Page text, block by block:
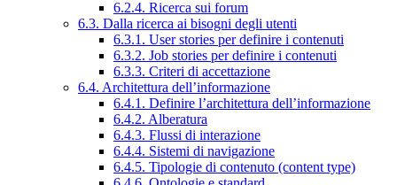
6.2.4. Ricerca sui forum
6.3. Dalla ricerca ai bisogni degli utenti
6.3.1. User stories per definire i contenuti
6.3.2. Job stories per definire i contenuti
6.3.3. Criteri di accettazione
6.4. Architettura dell’informazione
6.4.1. Definire l’architettura dell’informazione
6.4.2. Alberatura
6.4.3. Flussi di interazione
6.4.4. Sistemi di navigazione
6.4.5. Tipologie di contenuto (content type)